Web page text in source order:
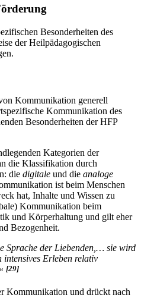
Einsatzes von Pferden in
Besonderheiten des
Kommunikation generell
Kommunikation des
Kategorien der
die Klassifikation durch
diedigitaleund dieanaloge
ist beim Menschen
hat, Inhalte und Wissen zu
Kommunikation beim
Bezogenheit.
der Liebenden,… sie wird
intensives Erleben relativ
[29]